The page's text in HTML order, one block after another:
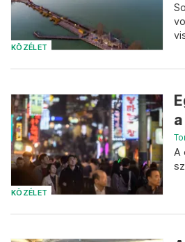
KÖZÉLET
KÖZÉLET
A